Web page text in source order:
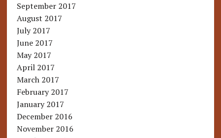
September 2017
August 2017
July 2017
June 2017
May 2017
April 2017
March 2017
February 2017
January 2017
December 2016
November 2016